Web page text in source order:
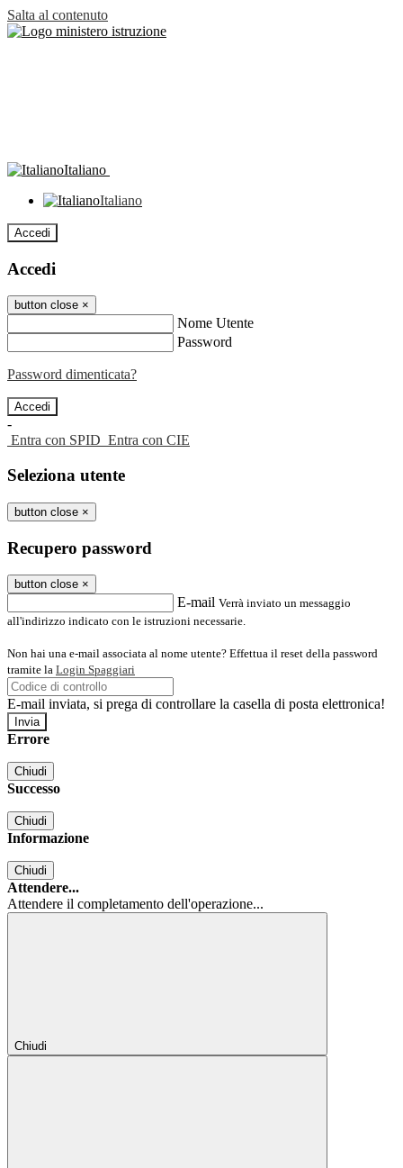
Salta al contenuto
Italiano
Italiano
Accedi
Accedi
button close ×
Nome Utente
Password
Password dimenticata?
-
Entra con SPID Entra con CIE
Seleziona utente
button close ×
Recupero password
button close ×
E-mail Verrà inviato un messaggio
all'indirizzo indicato con le istruzioni necessarie.
Non hai una e-mail associata al nome utente? Effettua il reset della password
tramite la Login Spaggiari
E-mail inviata, si prega di controllare la casella di posta elettronica!
Errore
Chiudi
Successo
Chiudi
Informazione
Chiudi
Attendere...
Attendere il completamento dell'operazione...
Chiudi